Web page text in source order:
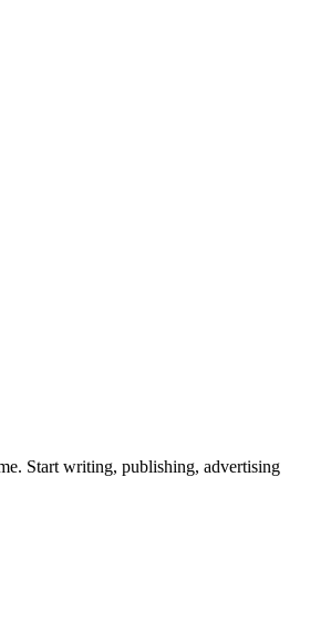
Start writing, publishing, advertising